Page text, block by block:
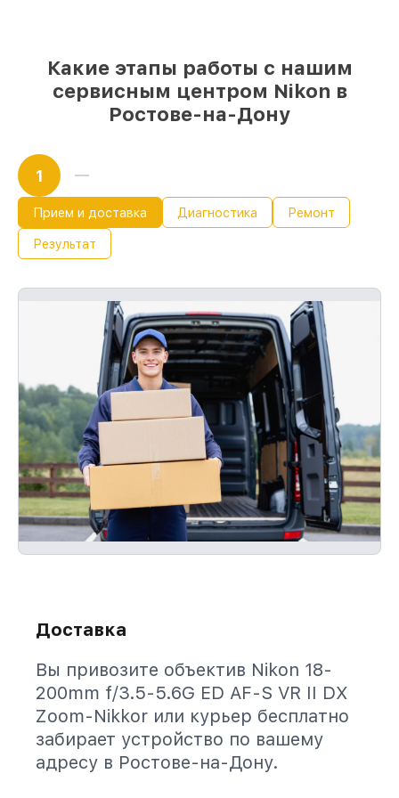
работ в течение пары часов, при
условии, что обслуживание начинается
сразу
Какие этапы работы с нашим
сервисным центром Nikon в
Ростове-на-Дону
1
Прием и доставка Диагностика Ремонт
Результат
Доставка
Вы привозите объектив Nikon 18-
200mm f/3.5-5.6G ED AF-S VR II DX
Zoom-Nikkor или курьер бесплатно
забирает устройство по вашему
адресу в Ростове-на-Дону.